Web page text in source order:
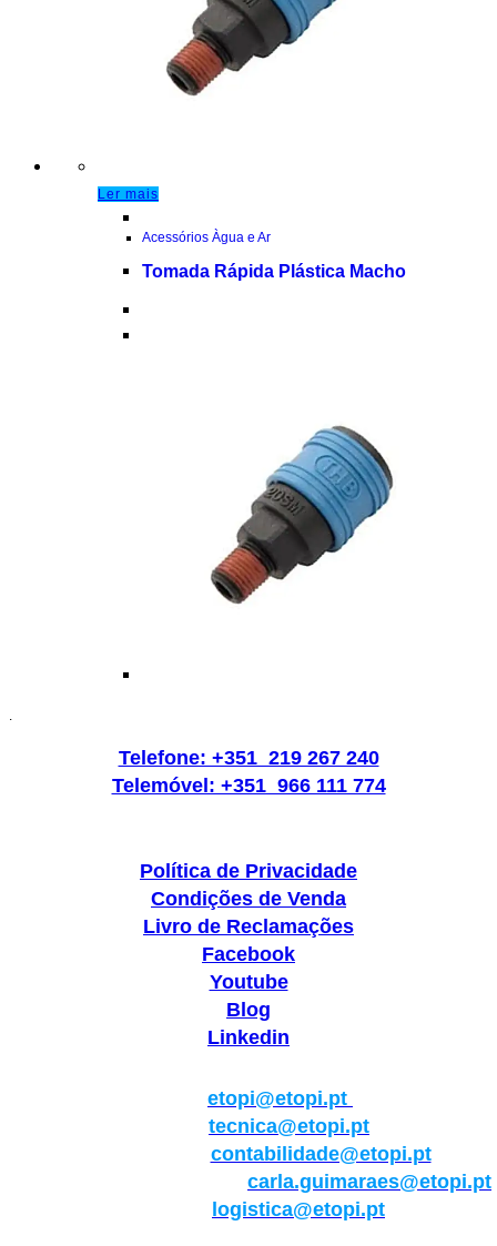
Ler mais
Acessórios Àgua e Ar
Tomada Rápida Plástica Macho
.
Telefone: +351 219 267 240
Telemóvel: +351 966 111 774
Política de Privacidade
Condições de Venda
Livro de Reclamações
Facebook
Youtube
Blog
Linkedin
etopi@etopi.pt
tecnica@etopi.pt
contabilidade@etopi.pt
carla.guimaraes@etopi.pt
logistica@etopi.pt